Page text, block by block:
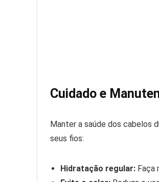
Cuidado e
Manter a saúde dos cabelos
seus fios:
Hidratação regular: Faça